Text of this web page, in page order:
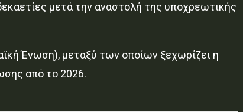
μετά την αναστολή της υποχρεωτικής
Ένωση), μεταξύ των οποίων ξεχωρίζει η
από το 2026.